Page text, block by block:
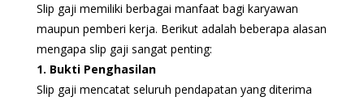
Slip gaji memiliki berbagai manfaat bagi karyawan
maupun pemberi kerja. Berikut adalah beberapa alasan
mengapa slip gaji sangat penting:
1. Bukti Penghasilan
Slip gaji mencatat seluruh pendapatan yang diterima